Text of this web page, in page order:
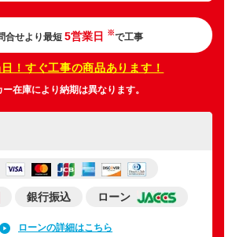
合せより最短 5営業日 ※で工事
！すぐ工事の商品あります！
在庫により納期は異なります。
銀行振込 ローン
ローンの詳細はこちら